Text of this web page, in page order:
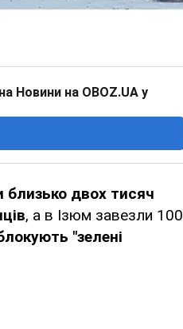
Новини на OBOZ.UA у
двох тисяч
, а в Ізюм завезли 100
"зелені